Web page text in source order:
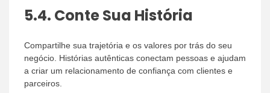
5.4. Conte Sua História
Compartilhe sua trajetória e os valores por trás do seu
negócio. Histórias autênticas conectam pessoas e ajudam
a criar um relacionamento de confiança com clientes e
parceiros.